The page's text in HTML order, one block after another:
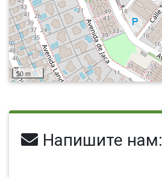
50 m
Напишите нам: